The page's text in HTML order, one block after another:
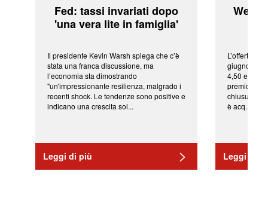
Fed: tassi invariati dopo
'una vera lite in famiglia'
Il presidente Kevin Warsh spiega che c’è
stata una franca discussione, ma
l’economia sta dimostrando
"un'impressionante resilienza, malgrado i
recenti shock. Le tendenze sono positive e
indicano una crescita sol...
Leggi di più
L’offerta
giugno da
4,50 euro
premio di
chiusura
è acq...
Leggi di